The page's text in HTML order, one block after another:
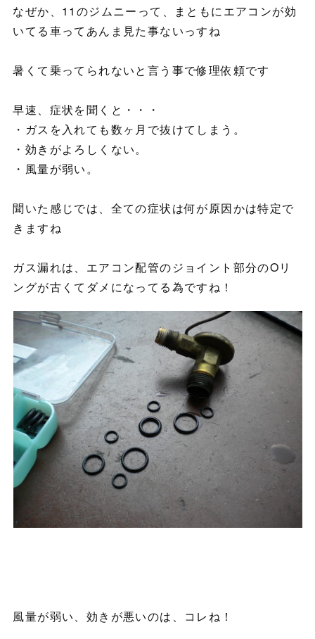
なぜか、11のジムニーって、まともにエアコンが効
いてる車ってあんま見た事ないっすね
暑くて乗ってられないと言う事で修理依頼です
早速、症状を聞くと・・・
・ガスを入れても数ヶ月で抜けてしまう。
・効きがよろしくない。
・風量が弱い。
聞いた感じでは、全ての症状は何が原因かは特定で
きますね
ガス漏れは、エアコン配管のジョイント部分のOリ
ングが古くてダメになってる為ですね！
風量が弱い、効きが悪いのは、コレね！